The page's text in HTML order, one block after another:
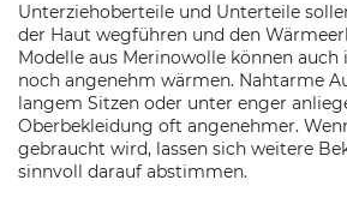
Unterziehoberteile und Unterteile
der Haut wegführen und den
Modelle aus Merinowolle können
noch angenehm wärmen. Nahtarme
langem Sitzen oder unter enger
Oberbekleidung oft angenehmer.
gebraucht wird, lassen sich weitere
sinnvoll darauf abstimmen.